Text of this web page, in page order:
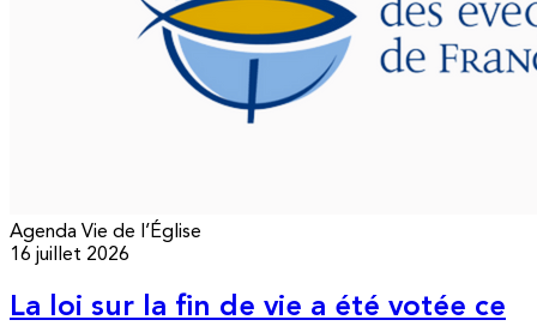
Agenda Vie de l’Église
16 juillet 2026
La loi sur la fin de vie a été votée ce